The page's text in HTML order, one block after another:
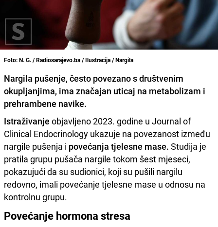
Foto: N. G. / Radiosarajevo.ba / Ilustracija / Nargila
Nargila pušenje, često povezano s društvenim
okupljanjima, ima značajan uticaj na metabolizam i
prehrambene navike.
Istraživanje objavljeno 2023. godine u Journal of
Clinical Endocrinology ukazuje na povezanost između
nargile pušenja i povećanja tjelesne mase. Studija je
pratila grupu pušača nargile tokom šest mjeseci,
pokazujući da su sudionici, koji su pušili nargilu
redovno, imali povećanje tjelesne mase u odnosu na
kontrolnu grupu.
Povećanje hormona stresa